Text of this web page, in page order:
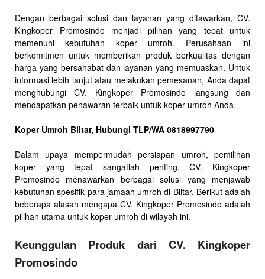
Dengan berbagai solusi dan layanan yang ditawarkan, CV.
Kingkoper Promosindo menjadi pilihan yang tepat untuk
memenuhi kebutuhan koper umroh. Perusahaan ini
berkomitmen untuk memberikan produk berkualitas dengan
harga yang bersahabat dan layanan yang memuaskan. Untuk
informasi lebih lanjut atau melakukan pemesanan, Anda dapat
menghubungi CV. Kingkoper Promosindo langsung dan
mendapatkan penawaran terbaik untuk koper umroh Anda.
Koper Umroh Blitar, Hubungi TLP/WA 0818997790
Dalam upaya mempermudah persiapan umroh, pemilihan
koper yang tepat sangatlah penting. CV. Kingkoper
Promosindo menawarkan berbagai solusi yang menjawab
kebutuhan spesifik para jamaah umroh di Blitar. Berikut adalah
beberapa alasan mengapa CV. Kingkoper Promosindo adalah
pilihan utama untuk koper umroh di wilayah ini.
Keunggulan Produk dari CV. Kingkoper
Promosindo